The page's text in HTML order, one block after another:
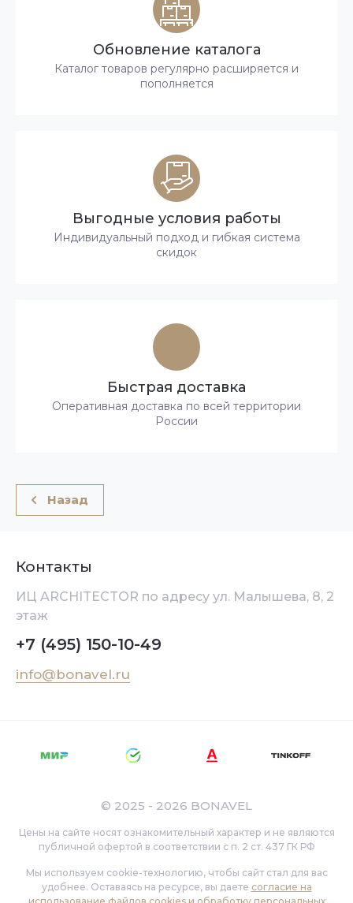
Обновление каталога
Каталог товаров регулярно расширяется и
пополняется
Выгодные условия работы
Индивидуальный подход и гибкая система
скидок
Быстрая доставка
Оперативная доставка по всей территории
России
Назад
Контакты
ИЦ ARCHITEСTOR по адресу ул. Малышева, 8, 2
этаж
+7 (495) 150-10-49
info@bonavel.ru
© 2025 - 2026 BONAVEL
Цены на сайте носят ознакомительный характер и не являются
публичной офертой в соответствии с п. 2 ст. 437 ГК РФ
Мы используем cookie-технологию, чтобы сайт стал для вас
удобнее. Оставаясь на ресурсе, вы даете согласие на